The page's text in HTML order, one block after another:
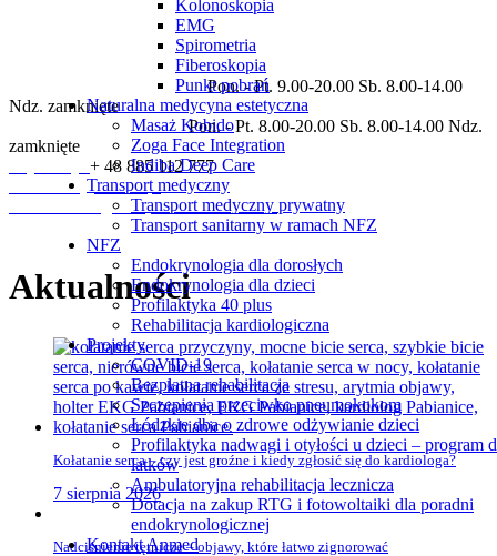
Kolonoskopia
EMG
Spirometria
Fiberoskopia
Punkt pobrań
Naturalna medycyna estetyczna
Masaż Kobido
Zoga Face Integration
Indiba Deep Care
Transport medyczny
Transport medyczny prywatny
Transport sanitarny w ramach NFZ
NFZ
Endokrynologia dla dorosłych
Endokrynologia dla dzieci
Profilaktyka 40 plus
Rehabilitacja kardiologiczna
Projekty
COVID-19
Bezpłatna rehabilitacja
Szczepienia przeciwko pneumokokom
Łódzkie dba o zdrowe odżywianie dzieci
Profilaktyka nadwagi i otyłości u dzieci – program
latków
Ambulatoryjna rehabilitacja lecznicza
Dotacja na zakup RTG i fotowoltaiki dla poradni
endokrynologicznej
Kontakt Anmed
Prywatne centrum medyczne świadczące usługi w zakresie
specjalności: ortopedia, rehabilitacja, neurologia, kardiologia,
dermatologia, endokrynologia, laryngologia, pulmonologia,
diagnostyka ultrasonograficzna.
Godziny otwarcia placówki Pon. - Pt. 9.00-20.00 Sb. 8.00-14.00
Ndz. zamknięte
Godziny pracy rejestracji Pon. - Pt. 8.00-20.00 Sb. 8.00-14.00 Ndz.
zamknięte
+ 48 885 112 777
sekretariat@anmed.pl
ul. Piłsudskiego 3A, 95-200 Pabianice
Aktualności
Kołatanie serca – czy jest groźne i kiedy zgłosić się do kardiologa?
7 sierpnia 2026
Nadciśnienie tętnicze – objawy, które łatwo zignorować